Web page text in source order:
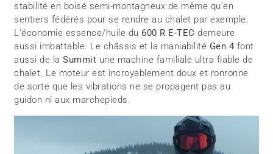
stabilité en boisé semi-montagneux de même qu’en
sentiers fédérés pour se rendre au chalet par exemple.
L’économie essence/huile du 600 R E-TECdemeure
aussi imbattable. Le châssis et la maniabilité Gen 4 font
aussi de laSummit une machine familiale ultra fiable de
chalet. Le moteur est incroyablement doux et ronronne
de sorte que les vibrations ne se propagent pas au
guidon ni aux marchepieds.